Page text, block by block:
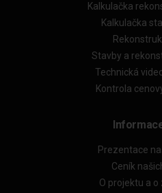
Kalkulačka
Kalkulačka
Stavby a
Technická
Kontrola
Prezentace
Ceník
O projektu a